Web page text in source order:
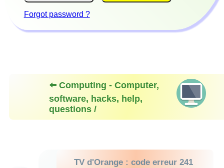
Forgot password ?
⬅️ Computing - Computer,
software, hacks, help,
questions /
TV d'Orange : code erreur 241